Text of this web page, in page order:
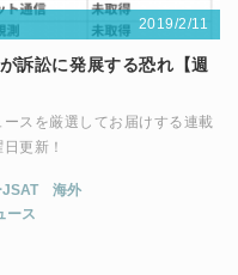
2019/2/11
訴訟に発展する恐れ【週
スを厳選してお届けする連載
更新！
JSAT
海外
ース